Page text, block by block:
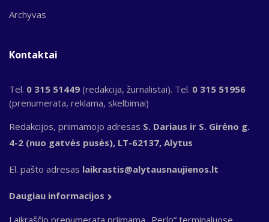
Archyvas
Kontaktai
Tel. 0 315 51449 (redakcija, žurnalistai). Tel. 0 315 51956
(prenumerata, reklama, skelbimai)
Redakcijos, priimamojo adresas S. Dariaus ir S. Girėno g.
4-2 (nuo gatvės pusės), LT-62137, Alytus
El. pašto adresas laikrastis@alytausnaujienos.lt
Daugiau informacijos
Laikraščio prenumerata priimama „Perlo“ terminaluose,